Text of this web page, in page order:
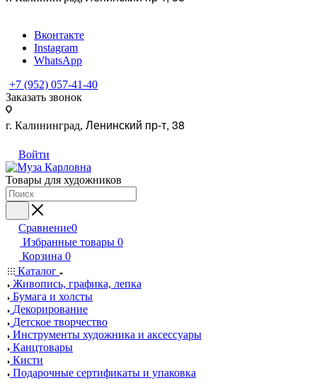
Вконтакте
Instagram
WhatsApp
+7 (952) 057-41-40
Заказать звонок
г. Калининград, Ленинский пр-т, 38
Войти
Товары для художников
Сравнение0
Избранные товары 0
Корзина 0
Каталог
Живопись, графика, лепка
Бумага и холсты
Декорирование
Детское творчество
Инструменты художника и аксессуары
Канцтовары
Кисти
Подарочные сертификаты и упаковка